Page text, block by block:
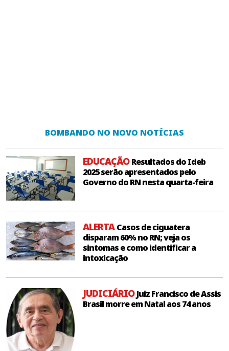
BOMBANDO NO NOVO NOTÍCIAS
EDUCAÇÃOResultados do Ideb
2025 serão apresentados pelo
Governo do RN nesta quarta-feira
ALERTACasos de ciguatera
disparam 60% no RN; veja os
sintomas e como identificar a
intoxicação
JUDICIÁRIOJuiz Francisco de Assis
Brasil morre em Natal aos 74 anos